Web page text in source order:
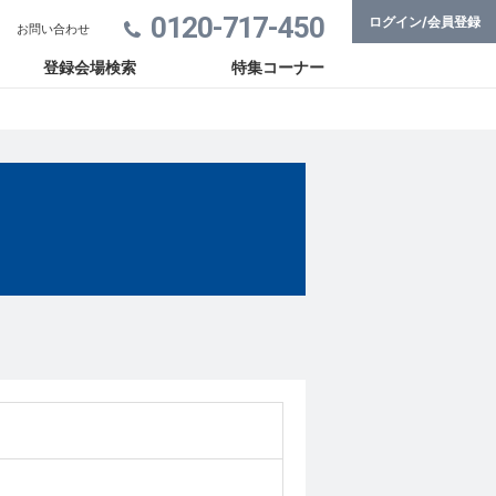
0120-717-450
登録会場検索 特集コーナー
お問い合わせ ログイン/会員登録